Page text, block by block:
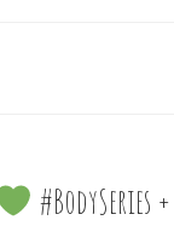
#BodySeries